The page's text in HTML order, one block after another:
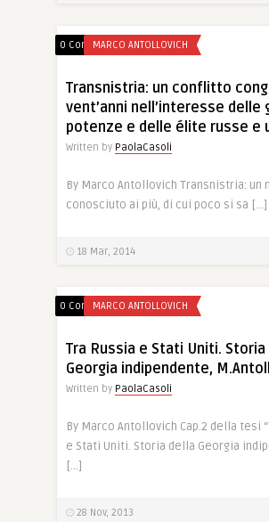
0 CommentsMARCO ANTOLLOVICH
Transnistria: un conflitto
vent’anni nell’interesse delle
potenze e delle élite russe e
Written by PaolaCasoli
By Marco Antollovich Transnistria: un
conosciuto ai più, di cui poco si sa […]
18 Mar, 2014
0 CommentsMARCO ANTOLLOVICH
Tra Russia e Stati Uniti. Storia
Georgia indipendente,
Written by PaolaCasoli
By Marco Antollovich Cap.2 della tesi
e Stati Uniti. Storia della Georgia
[…]
28 Nov, 2013